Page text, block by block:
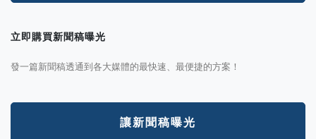
立即購買新聞稿曝光
發一篇新聞稿透通到各大媒體的最快速、最便捷的方案！
讓新聞稿曝光